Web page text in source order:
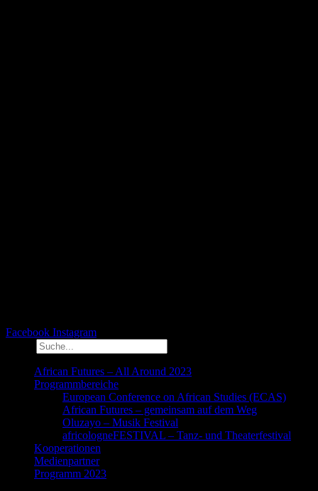
Facebook Instagram
African Futures – All Around 2023
Programmbereiche
European Conference on African Studies (ECAS)
African Futures – gemeinsam auf dem Weg
Oluzayo – Musik Festival
africologneFESTIVAL – Tanz- und Theaterfestival
Kooperationen
Medienpartner
Programm 2023